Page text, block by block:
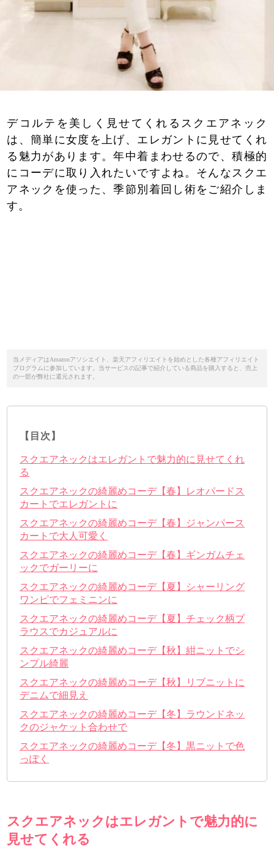
デコルテを美しく見せてくれるスクエアネック
は、簡単に女度を上げ、エレガントに見せてくれ
る魅力があります。年中着まわせるので、積極的
にコーデに取り入れたいですよね。そんなスクエ
アネックを使った、季節別着回し術をご紹介しま
す。
当メディアはAmazonアソシエイト、楽天アフィリエイトを始めとした各種アフィリエイト
プログラムに参加しています。当サービスの記事で紹介している商品を購入すると、売上
の一部が弊社に還元されます。
【目次】
スクエアネックはエレガントで魅力的に見せてくれ
る
スクエアネックの綺麗めコーデ【春】レオパードス
カートでエレガントに
スクエアネックの綺麗めコーデ【春】ジャンパース
カートで大人可愛く
スクエアネックの綺麗めコーデ【春】ギンガムチェ
ックでガーリーに
スクエアネックの綺麗めコーデ【夏】シャーリング
ワンピでフェミニンに
スクエアネックの綺麗めコーデ【夏】チェック柄ブ
ラウスでカジュアルに
スクエアネックの綺麗めコーデ【秋】紺ニットでシ
ンプル綺麗
スクエアネックの綺麗めコーデ【秋】リブニットに
デニムで細見え
スクエアネックの綺麗めコーデ【冬】ラウンドネッ
クのジャケット合わせで
スクエアネックの綺麗めコーデ【冬】黒ニットで色
っぽく
スクエアネックはエレガントで魅力的に
見せてくれる